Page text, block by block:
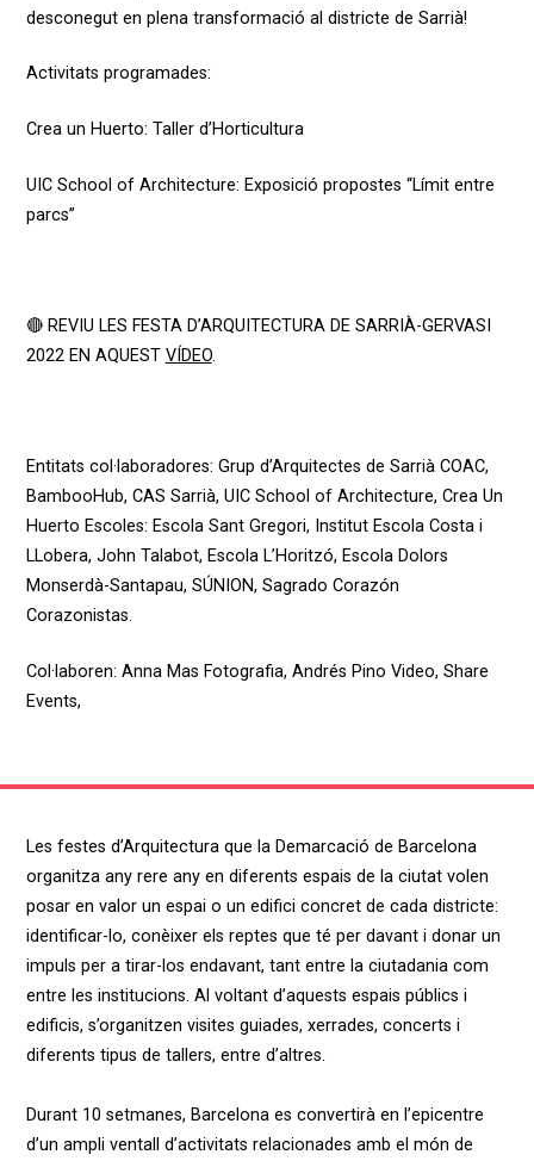
desconegut en plena transformació al districte de Sarrià!
Activitats programades:
Crea un Huerto: Taller d’Horticultura
UIC School of Architecture: Exposició propostes “Límit entre
parcs”
🔴 REVIU LES FESTA D’ARQUITECTURA DE SARRIÀ-GERVASI
2022 EN AQUEST VÍDEO.
Entitats col·laboradores: Grup d’Arquitectes de Sarrià COAC,
BambooHub, CAS Sarrià, UIC School of Architecture, Crea Un
Huerto Escoles: Escola Sant Gregori, InstitutEscola Costa i
LLobera, John Talabot, Escola L’Horitzó, Escola Dolors
Monserdà-Santapau, SÚNION, Sagrado Corazón
Corazonistas.
Col·laboren: Anna Mas Fotografia, Andrés Pino Video, Share
Events,
Les festes d’Arquitectura que la Demarcació de Barcelona
organitza any rere any en diferents espais de la ciutat volen
posar en valor un espai o un edifici concret de cada districte:
identificar-lo, conèixer els reptes que té per davant i donar un
impuls per a tirar-los endavant, tant entre la ciutadania com
entre les institucions. Al voltant d’aquests espais públics i
edificis, s’organitzen visites guiades, xerrades, concerts i
diferents tipus de tallers, entre d’altres.
Durant 10 setmanes, Barcelona es convertirà en l’epicentre
d’un ampli ventall d’activitats relacionades amb el món de